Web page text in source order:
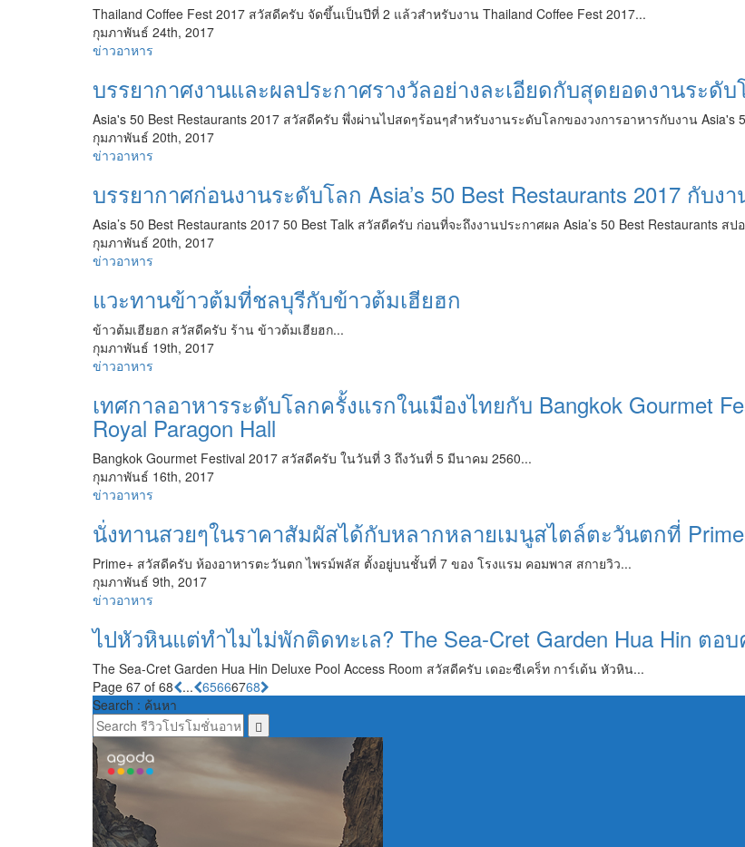
Thailand Coffee Fest 2017 สวัสดีครับ จัดขึ้นเป็นปีที่ 2 แล้วสำหรับงาน Thailand Coffee Fest 2017...
กุมภาพันธ์ 24th, 2017
ข่าวอาหาร
บรรยากาศงานและผลประกาศรางวัลอย่างละเอียดกับสุดยอดงานระดับ
Asia's 50 Best Restaurants 2017 สวัสดีครับ พึ่งผ่านไปสดๆร้อนๆสำหรับงานระดับโลกของวงการอาหารกับงาน Asia's
กุมภาพันธ์ 20th, 2017
ข่าวอาหาร
บรรยากาศก่อนงานระดับโลก Asia’s 50 Best Restaurants 2017 กับง
Asia’s 50 Best Restaurants 2017 50 Best Talk สวัสดีครับ ก่อนที่จะถึงงานประกาศผล Asia’s 50 Best Restaurants ส
กุมภาพันธ์ 20th, 2017
ข่าวอาหาร
แวะทานข้าวต้มที่ชลบุรีกับข้าวต้มเฮียฮก
ข้าวต้มเฮียฮก สวัสดีครับ ร้าน ข้าวต้มเฮียฮก...
กุมภาพันธ์ 19th, 2017
ข่าวอาหาร
เทศกาลอาหารระดับโลกครั้งแรกในเมืองไทยกับ Bangkok Gourmet
Royal Paragon Hall
Bangkok Gourmet Festival 2017 สวัสดีครับ ในวันที่ 3 ถึงวันที่ 5 มีนาคม 2560...
กุมภาพันธ์ 16th, 2017
ข่าวอาหาร
นั่งทานสวยๆในราคาสัมผัสได้กับหลากหลายเมนูสไตล์ตะวันตกที่
Prime+ สวัสดีครับ ห้องอาหารตะวันตก ไพรม์พลัส ตั้งอยู่บนชั้นที่ 7 ของ โรงแรม คอมพาส สกายวิว...
กุมภาพันธ์ 9th, 2017
ข่าวอาหาร
ไปหัวหินแต่ทำไมไม่พักติดทะเล? The Sea-Cret Garden Hua Hin ตอ
The Sea-Cret Garden Hua Hin Deluxe Pool Access Room สวัสดีครับ เดอะซีเคร็ท การ์เด้น หัวหิน...
Page 67 of 68 ... 65666768
Search : ค้นหา